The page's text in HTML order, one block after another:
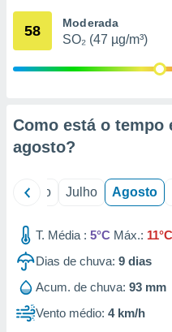
através
1199
58 Moderada
SO₂ (47 µg/m³)
Como está o tempo
agosto?
Junho Julho Agosto
T. Média : 5°C Máx.: 11°C
Dias de chuva: 9 dias
Acum. de chuva: 93 mm
Vento médio: 4 km/h